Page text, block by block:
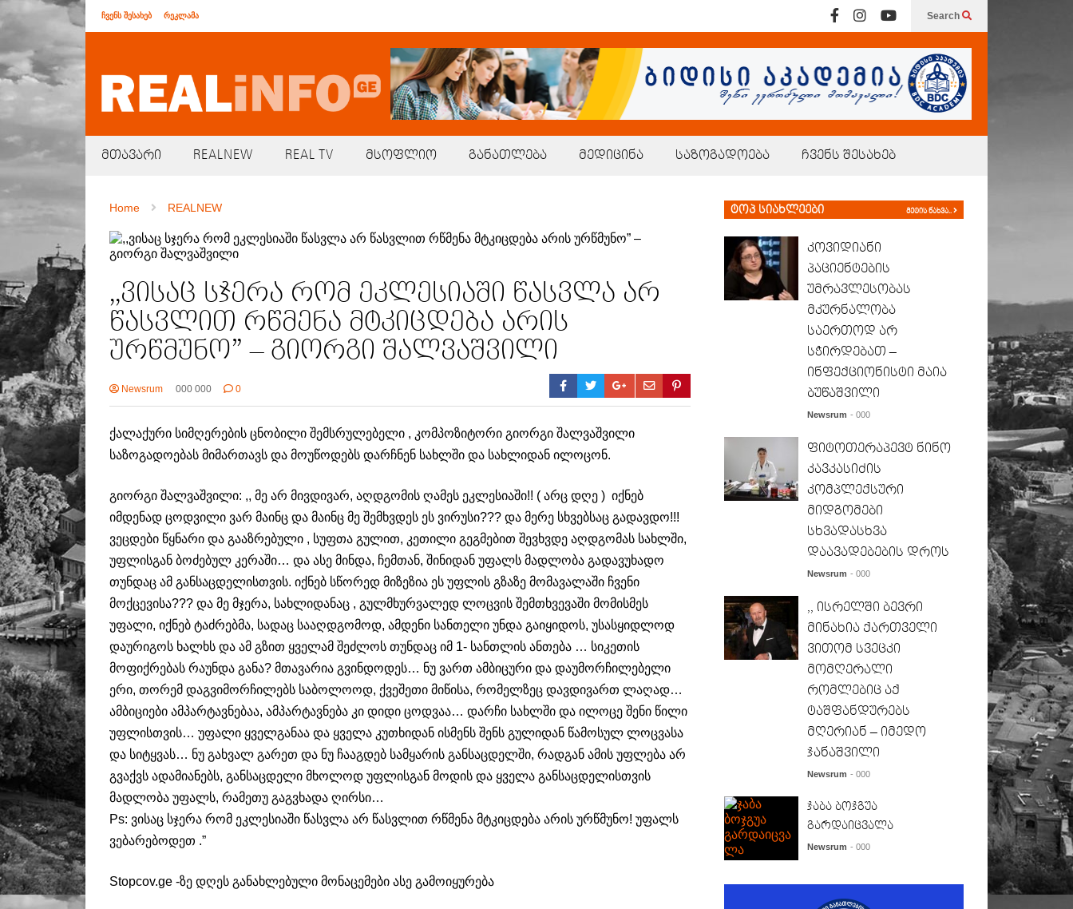
ჩვენს შესახებ რეკლამა Search
მთავარი REALNEW REAL TV მსოფლიო განათლება მედიცინა საზოგადოება ჩვენს შესახებ
Home REALNEW
,,ვისაც სჯერა რომ ეკლესიაში წასვლა არ
წასვლით რწმენა მტკიცდება არის
ურწმუნო” – გიორგი შალვაშვილი
Newsrum 000 000 0
ქალაქური სიმღერების ცნობილი შემსრულებელი , კომპოზიტორი გიორგი შალვაშვილი
საზოგადოებას მიმართავს და მოუწოდებს დარჩნენ სახლში და სახლიდან ილოცონ.
გიორგი შალვაშვილი: ,, მე არ მივდივარ, აღდგომის ღამეს ეკლესიაში!! ( არც დღე ) იქნებ
იმდენად ცოდვილი ვარ მაინც და მაინც მე შემხვდეს ეს ვირუსი??? და მერე სხვებსაც გადავდო!!!
ვეცდები წყნარი და გააზრებული , სუფთა გულით, კეთილი გეგმებით შევხვდე აღდგომას სახლში,
უფლისგან ბოძებულ კერაში… და ასე მინდა, ჩემთან, შინიდან უფალს მადლობა გადავუხადო
თუნდაც ამ განსაცდელისთვის. იქნებ სწორედ მიზეზია ეს უფლის გზაზე მომავალაში ჩვენი
მოქცევისა??? და მე მჯერა, სახლიდანაც , გულმხურვალედ ლოცვის შემთხვევაში მომისმეს
უფალი, იქნებ ტაძრებმა, სადაც სააღდგომოდ, ამდენი სანთელი უნდა გაიყიდოს, უსასყიდლოდ
დაურიგოს ხალხს და ამ გზით ყველამ შეძლოს თუნდაც იმ 1- სანთლის ანთება … სიკეთის
მოფიქრებას რაუნდა განა? მთავარია გვინდოდეს… ნუ ვართ ამბიცური და დაუმორჩილებელი
ერი, თორემ დაგვიმორჩილებს საბოლოოდ, ქვეშეთი მიწისა, რომელზეც დავდივართ ლაღად…
ამბიციები ამპარტავნებაა, ამპარტავნება კი დიდი ცოდვაა… დარჩი სახლში და ილოცე შენი წილი
უფლისთვის… უფალი ყველგანაა და ყველა კუთხიდან ისმენს შენს გულიდან წამოსულ ლოცვასა
და სიტყვას… ნუ გახვალ გარეთ და ნუ ჩააგდებ სამყარის განსაცდელში, რადგან ამის უფლება არ
გვაქვს ადამიანებს, განსაცდელი მხოლოდ უფლისგან მოდის და ყველა განსაცდელისთვის
მადლობა უფალს, რამეთუ გაგვხადა ღირსი…
Ps: ვისაც სჯერა რომ ეკლესიაში წასვლა არ წასვლით რწმენა მტკიცდება არის ურწმუნო! უფალს
ვებარებოდეთ .”
Stopcov.ge -ზე დღეს განახლებული მონაცემები ასე გამოიყურება
ტოპ სიახლეები მეტის ნახვა..
კოვიდიანი
პაციენტების
უმრავლესობას
მკურნალობა
საერთოდ არ
სჭირდებათ –
ინფექციონისტი მაია
ბუწაშვილი
Newsrum - 000
ფიტოთერაპევტ ნინო
კავკასიძის
კომპლექსური
მიდგომები
სხვადასხვა
დაავადებების დროს
Newsrum - 000
,, ისრელში ბევრი
მინახია ქართველი
ვითომ სვეცკი
მომღერალი
რომლებიც აქ
ტაშფანდურებს
მღერიან – იმედო
ჯანაშვილი
Newsrum - 000
ჯაბა ბოჯგუა
გარდაიცვალა
Newsrum - 000